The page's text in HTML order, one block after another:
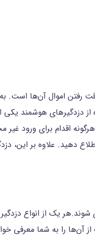
رفتن اموال آن‌ها
از دزدگیرهای هوشمند
اقدام برای ورود غیر
دهید. علاوه بر این،
یک از انواع دزدگیر